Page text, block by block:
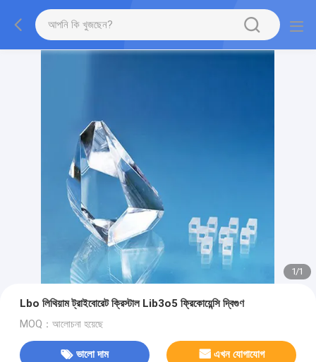
1/1
Lbo লিথিয়াম ট্রাইবোরেট ক্রিস্টাল Lib3o5 ফ্রিকোয়েন্সি দ্বিগুণ
MOQ：আলোচনা হয়েছে
ভালো দাম এখন যোগাযোগ